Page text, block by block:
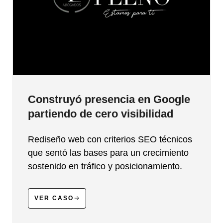
Construyó presencia en Google
partiendo de cero visibilidad
Rediseño web con criterios SEO técnicos
que sentó las bases para un crecimiento
sostenido en tráfico y posicionamiento.
VER CASO